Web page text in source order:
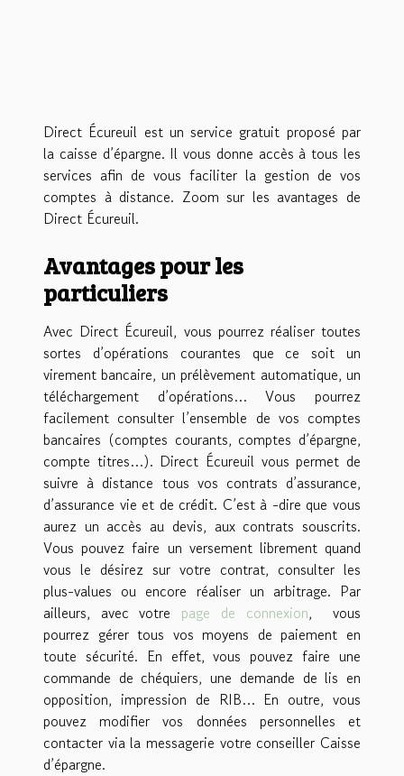
Direct Écureuil est un service gratuit proposé par
la caisse d’épargne. Il vous donne accès à tous les
services afin de vous faciliter la gestion de vos
comptes à distance. Zoom sur les avantages de
Direct Écureuil.
Avantages pour les
particuliers
Avec Direct Écureuil, vous pourrez réaliser toutes
sortes d’opérations courantes que ce soit un
virement bancaire, un prélèvement automatique, un
téléchargement d’opérations… Vous pourrez
facilement consulter l’ensemble de vos comptes
bancaires (comptes courants, comptes d’épargne,
compte titres…). Direct Écureuil vous permet de
suivre à distance tous vos contrats d’assurance,
d’assurance vie et de crédit. C’est à -dire que vous
aurez un accès au devis, aux contrats souscrits.
Vous pouvez faire un versement librement quand
vous le désirez sur votre contrat, consulter les
plus-values ou encore réaliser un arbitrage. Par
ailleurs, avec votre page de connexion, vous
pourrez gérer tous vos moyens de paiement en
toute sécurité. En effet, vous pouvez faire une
commande de chéquiers, une demande de lis en
opposition, impression de RIB… En outre, vous
pouvez modifier vos données personnelles et
contacter via la messagerie votre conseiller Caisse
d’épargne.